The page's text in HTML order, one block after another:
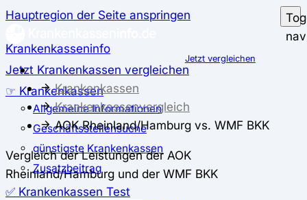
Hauptregion der Seite anspringen
Krankenkasseninfo
Jetzt Krankenkassen vergleichen
☞ Krankenkassen
Allgemeine Informationen
Geschäftsstellensuche
günstigste Krankenkassen
Zusatzbeitrag
✅ Krankenkassen Test
Jetzt vergleichen
Krankenkassen
Krankenkassenvergleich
AOK Rheinland/Hamburg vs. WMF BKK
Vergleich der Leistungen der AOK
Rheinland/Hamburg und der WMF BKK